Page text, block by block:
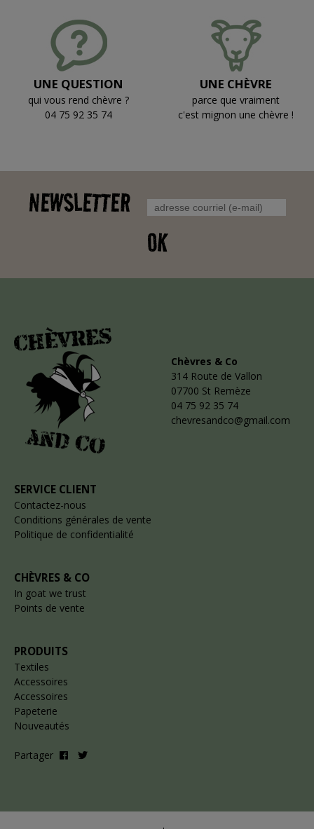
UNE QUESTION
qui vous rend chèvre ?
04 75 92 35 74
UNE CHÈVRE
parce que vraiment
c'est mignon une chèvre !
NEWSLETTER
OK
Chèvres & Co
314 Route de Vallon
07700 St Remèze
04 75 92 35 74
chevresandco@gmail.com
SERVICE CLIENT
Contactez-nous
Conditions générales de vente
Politique de confidentialité
CHÈVRES & CO
In goat we trust
Points de vente
PRODUITS
Textiles
Accessoires
Accessoires
Papeterie
Nouveautés
Partager